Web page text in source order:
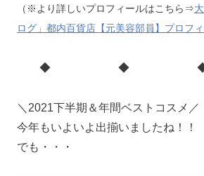
（※より詳しいプロフィールはこちら⇒
ログ」都内百貨店【元美容部員】プロフ
◆ ◆
＼2021下半期＆年間ベストコスメ／
今年もいよいよ出揃いましたね！！
でも・・・